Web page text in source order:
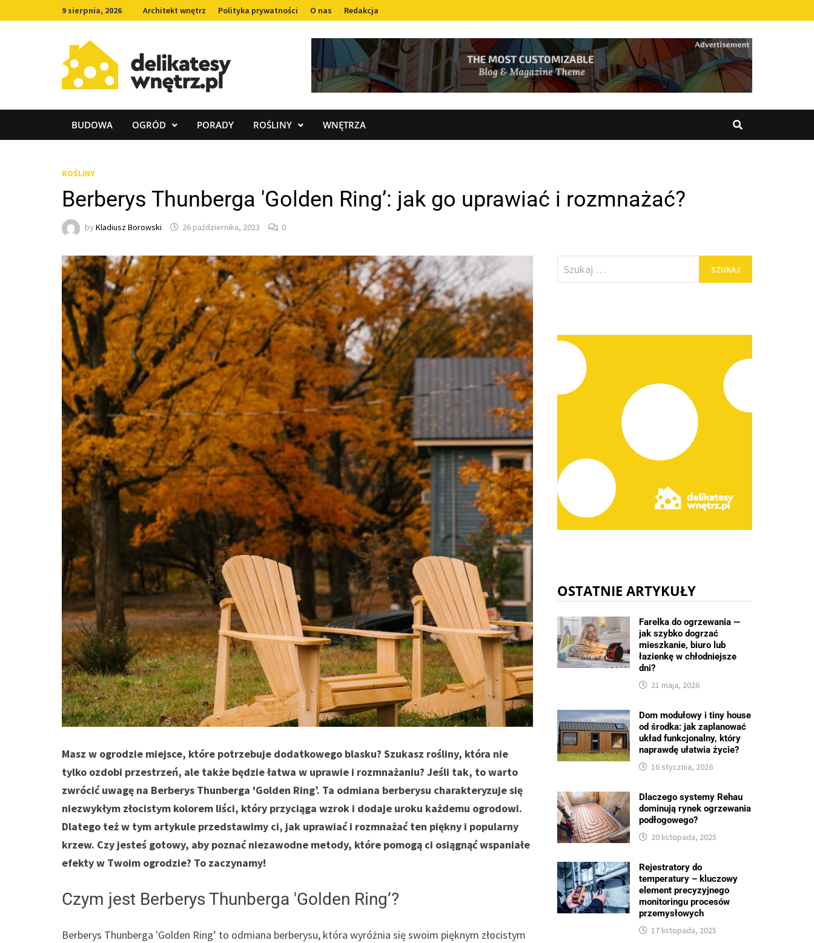
to
9 sierpnia, 2026 Architekt wnętrz Polityka prywatności O nas Redakcja
BUDOWA OGRÓD PORADY ROŚLINY WNĘTRZA
ROŚLINY
Berberys Thunberga 'Golden Ring’: jak go uprawiać i rozmnażać?
by Kladiusz Borowski 26 października, 2023 0
Masz w ogrodzie miejsce, które potrzebuje dodatkowego blasku? Szukasz rośliny, która nie
tylko ozdobi przestrzeń, ale także będzie łatwa w uprawie i rozmnażaniu? Jeśli tak, to warto
zwrócić uwagę na Berberys Thunberga 'Golden Ring’. Ta odmiana berberysu charakteryzuje się
niezwykłym złocistym kolorem liści, który przyciąga wzrok i dodaje uroku każdemu ogrodowi.
Dlatego też w tym artykule przedstawimy ci, jak uprawiać i rozmnażać ten piękny i popularny
krzew. Czy jesteś gotowy, aby poznać niezawodne metody, które pomogą ci osiągnąć wspaniałe
efekty w Twoim ogrodzie? To zaczynamy!
Czym jest Berberys Thunberga 'Golden Ring’?
Berberys Thunberga 'Golden Ring’ to odmiana berberysu, która wyróżnia się swoim pięknym złocistym
Szukaj:
OSTATNIE ARTYKUŁY
Farelka do ogrzewania —
jak szybko dogrzać
mieszkanie, biuro lub
łazienkę w chłodniejsze
dni?
21 maja, 2026
Dom modułowy i tiny house
od środka: jak zaplanować
układ funkcjonalny, który
naprawdę ułatwia życie?
16 stycznia, 2026
Dlaczego systemy Rehau
dominują rynek ogrzewania
podłogowego?
20 listopada, 2025
Rejestratory do
temperatury – kluczowy
element precyzyjnego
monitoringu procesów
przemysłowych
17 listopada, 2025